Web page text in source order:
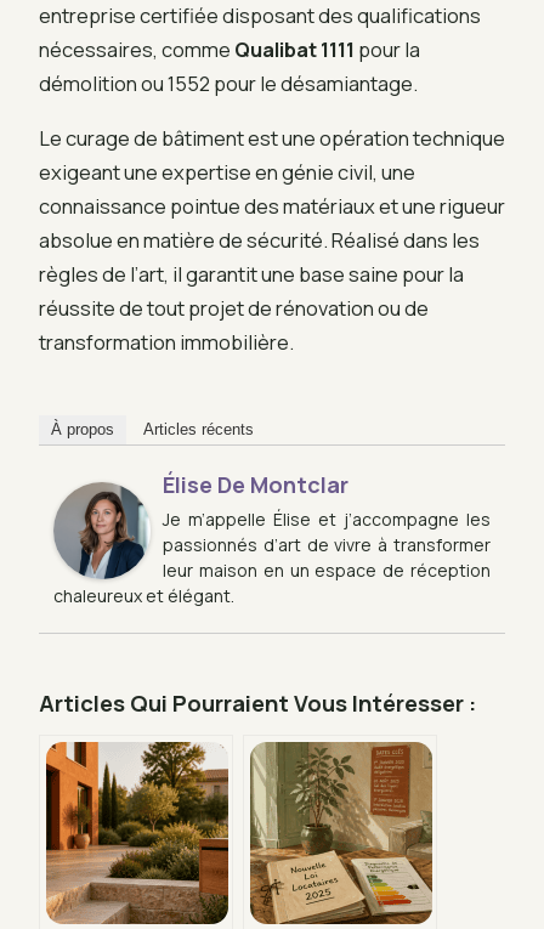
entreprise certifiée disposant des qualifications
nécessaires, comme Qualibat 1111 pour la
démolition ou 1552 pour le désamiantage.
Le curage de bâtiment est une opération technique
exigeant une expertise en génie civil, une
connaissance pointue des matériaux et une rigueur
absolue en matière de sécurité. Réalisé dans les
règles de l’art, il garantit une base saine pour la
réussite de tout projet de rénovation ou de
transformation immobilière.
À propos Articles récents
Élise De Montclar
Je m’appelle Élise et j’accompagne les
passionnés d’art de vivre à transformer
leur maison en un espace de réception
chaleureux et élégant.
Articles Qui Pourraient Vous Intéresser :